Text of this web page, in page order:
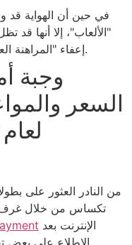
في حين أن الهواية قد
"الألعاب"، إلا أنها قد
إعفاء "المراهنة العامة" الجديد داخل قانون تكساس.
وجبة
السعر
من النادر العثور على
تكساس من خلال غرف